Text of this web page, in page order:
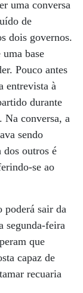
uma conversa
de
dois governos.
base
Pouco antes
entrevista à
durante
Na conversa, a
sendo
dos outros é
se ao
poderá sair da
segunda-feira
que
capaz de
recuaria